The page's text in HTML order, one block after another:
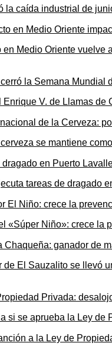
la caída industrial de
en Medio Oriente vuelve
Enrique V. de Llamas de
se mantiene
tareas de dragado
«Súper Niño»: crece la
de El Sauzalito se llevó
si se aprueba la Ley de